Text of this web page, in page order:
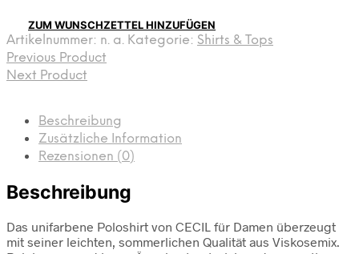
ZUM WUNSCHZETTEL HINZUFÜGEN
Artikelnummer: n. a. Kategorie: Shirts & Tops
Previous Product
Next Product
Beschreibung
Zusätzliche Information
Rezensionen (0)
Beschreibung
Das unifarbene Poloshirt von CECIL für Damen überzeugt
mit seiner leichten, sommerlichen Qualität aus Viskosemix.